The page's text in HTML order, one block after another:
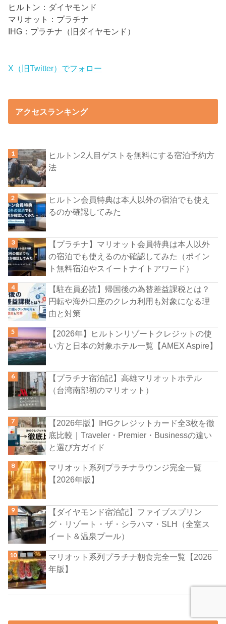
ヒルトン：ダイヤモンド
マリオット：プラチナ
IHG：プラチナ（旧ダイヤモンド）
X（旧Twitter）でフォロー
アクセスランキング
ヒルトン2人目ゲストを無料にする宿泊予約方
法
ヒルトン会員特典は本人以外の宿泊でも使え
るのか確認してみた
【プラチナ】マリオット会員特典は本人以外
の宿泊でも使えるのか確認してみた（ポイン
ト無料宿泊やスイートナイトアワード）
【駐在員必読】帰国後の為替差益課税とは？
円転や海外口座のクレカ利用も対象になる理
由と対策
【2026年】ヒルトンリゾートクレジットの使
い方と日本の対象ホテル一覧【AMEX Aspire】
【プラチナ宿泊記】高雄マリオットホテル
（台湾南部初のマリオット）
【2026年版】IHGクレジットカード全3枚を徹
底比較｜Traveler・Premier・Businessの違い
と選び方ガイド
マリオット系列プラチナラウンジ完全一覧
【2026年版】
【ダイヤモンド宿泊記】ファイブスプリン
グ・リゾート・ザ・シラハマ・SLH（全室ス
イート＆温泉プール）
マリオット系列プラチナ朝食完全一覧【2026
年版】